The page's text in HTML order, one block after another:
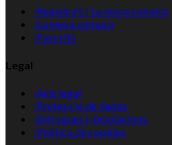
›Registra't / La meva compta
›La meva compra
›Favorits
Legal
›Avís legal
›Protecció de dades
›Entregues i devolucions
›Política de cookies